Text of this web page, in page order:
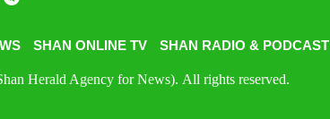
SHAN ONLINE TV SHAN RADIO & PODCAST
Herald Agency for News). All rights reserved.